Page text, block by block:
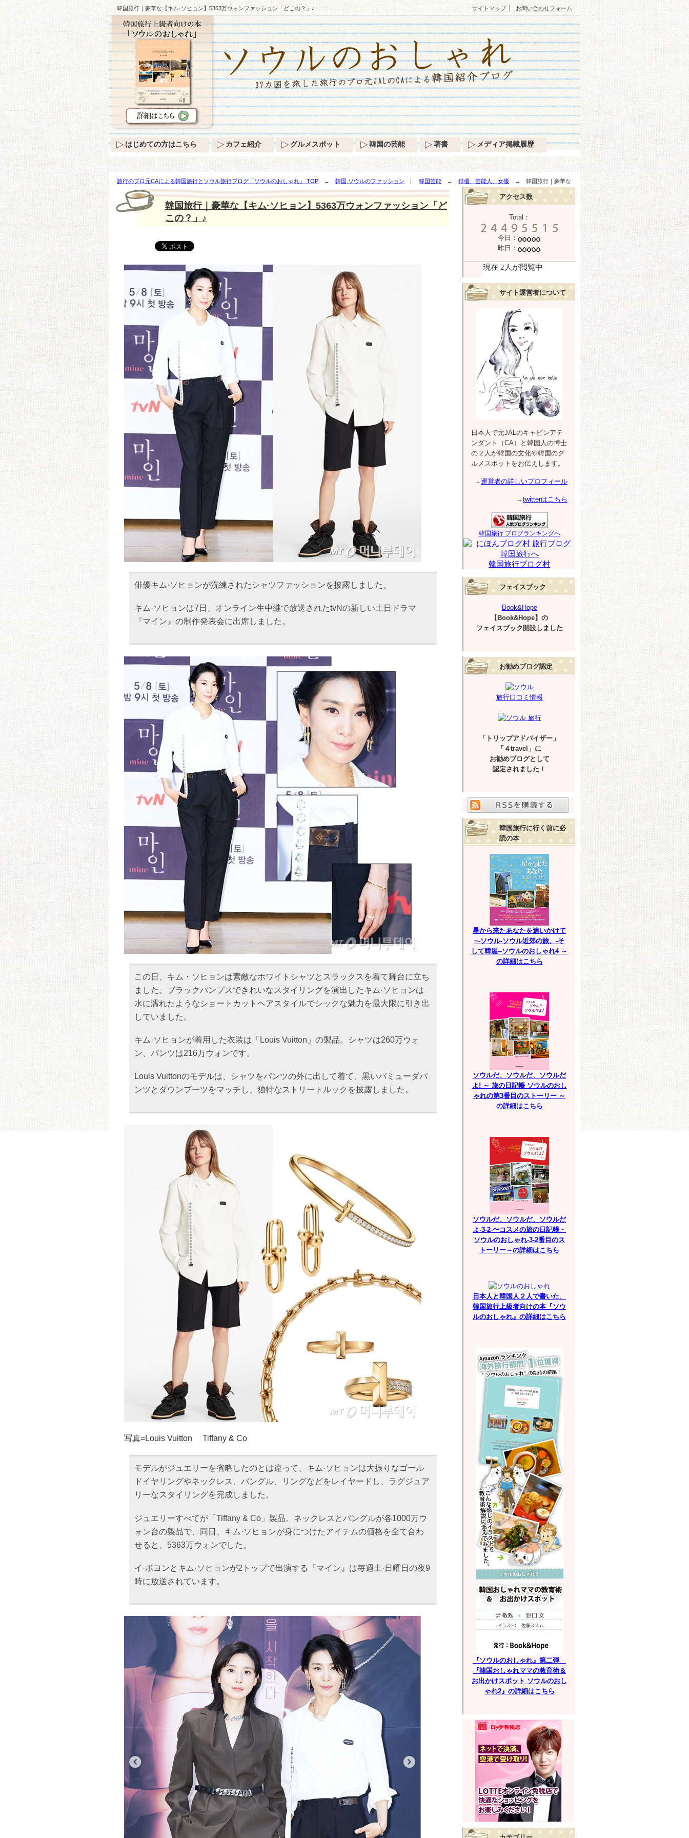
韓国旅行｜豪華な【キム·ソヒョン】5363万ウォンファッション「どこの？」♪
旅行のプロ元CAによる韓国旅行とソウル旅行ブログ「ソウルのおしゃれ」 TOP → 韓国,ソウルのファッション | 韓国芸能 → 俳優、芸能人、女優 → 韓国旅行｜豪華な
【キム·ソヒョン】5363万ウォンファッション「どこの？」♪
韓国旅行｜豪華な【キム·ソヒョン】5363万ウォンファッション「ど
この？」♪
俳優キム·ソヒョンが洗練されたシャツファッションを披露しました。
キム·ソヒョンは7日、オンライン生中継で放送されたtvNの新しい土日ドラマ
『マイン』の制作発表会に出席しました。
この日、キム・ソヒョンは素敵なホワイトシャツとスラックスを着て舞台に立ち
ました。ブラックパンプスできれいなスタイリングを演出したキム·ソヒョンは
水に濡れたようなショートカットヘアスタイルでシックな魅力を最大限に引き出
していました。
キム·ソヒョンが着用した衣装は「Louis Vuitton」の製品。シャツは260万ウォ
ン、パンツは216万ウォンです。
Louis Vuittonのモデルは、シャツをパンツの外に出して着て、黒いバミューダパ
ンツとダウンブーツをマッチし、独特なストリートルックを披露しました。
写真=Louis Vuitton Tiffany & Co
モデルがジュエリーを省略したのとは違って、キム·ソヒョンは大振りなゴール
ドイヤリングやネックレス、バングル、リングなどをレイヤードし、ラグジュア
リーなスタイリングを完成しました。
ジュエリーすべてが「Tiffany & Co」製品。ネックレスとバングルが各1000万ウ
ォン台の製品で、同日、キム·ソヒョンが身につけたアイテムの価格を全て合わ
せると、5363万ウォンでした。
イ·ボヨンとキム·ソヒョンが2トップで出演する『マイン』は毎週土·日曜日の夜9
時に放送されています。
アクセス数
Total：
今日：
昨日：
サイト運営者について
日本人で元JALのキャビンアテ
ンダント（CA）と韓国人の博士
の２人が韓国の文化や韓国のグ
ルメスポットをお伝えします。
→運営者の詳しいプロフィール
→twitterはこちら
韓国旅行 ブログランキングへ
韓国旅行ブログ村
フェイスブック
Book&Hope
【Book&Hope】の
フェイスブック開設しました
お勧めブログ認定
旅行口コミ情報
「トリップアドバイザー」
「４travel」に
お勧めブログとして
認定されました！
韓国旅行に行く前に必
読の本
星から来たあなたを追いかけて
−-ソウル-ソウル近郊の旅、-そ
して韓屋--ソウルのおしゃれ4 ～
の詳細はこちら
ソウルだ、ソウルだ、ソウルだ
よ! ～ 旅の日記帳 ソウルのおし
ゃれの第3番目のストーリー ～
の詳細はこちら
ソウルだ、ソウルだ、ソウルだ
よ-3-2-〜コスメの旅の日記帳・
ソウルのおしゃれ-3-2番目のス
トーリー～の詳細はこちら
日本人と韓国人２人で書いた、
韓国旅行上級者向けの本『ソウ
ルのおしゃれ』の詳細はこちら
『ソウルのおしゃれ』第二弾
『韓国おしゃれママの教育術＆
お出かけスポット ソウルのおし
ゃれ2』の詳細はこちら
サイトマップ｜ お問い合わせフォーム
はじめての方はこちら カフェ紹介 グルメスポット 韓国の芸能 著書 メディア掲載履歴